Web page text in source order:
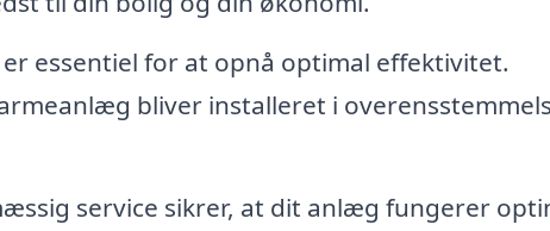
essentiel for at opnå optimal effektivitet.
bliver installeret i
service sikrer, at dit anlæg fungerer